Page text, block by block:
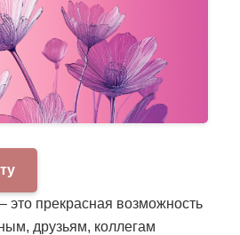
это прекрасная возможность
друзьям, коллегам